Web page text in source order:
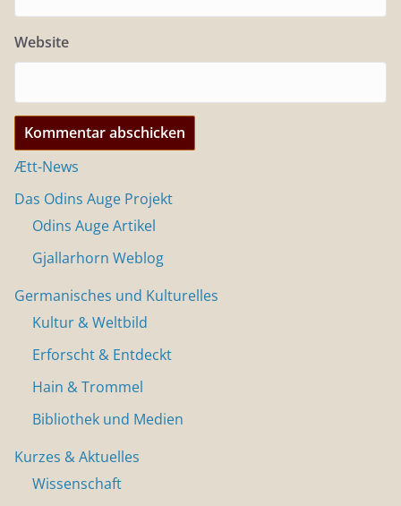
Website
Ætt-News
Das Odins Auge Projekt
Odins Auge Artikel
Gjallarhorn Weblog
Germanisches und Kulturelles
Kultur & Weltbild
Erforscht & Entdeckt
Hain & Trommel
Bibliothek und Medien
Kurzes & Aktuelles
Wissenschaft